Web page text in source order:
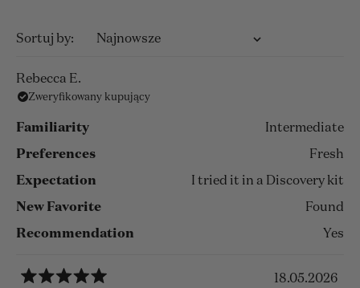
Sortuj
Rebecca E.
Zweryfikowany kupujący
Familiarity Intermediate
Preferences Fresh
Expectation I tried it in a Discovery kit
New Favorite Found
Recommendation Yes
18.05.2026
Wczytywanie...